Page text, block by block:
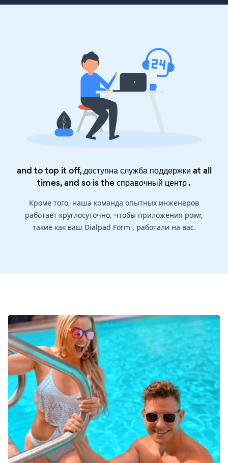
and to top it off, доступна служба поддержки at all
times, and so is theсправочный центр.
Кроме того, наша команда опытных инженеров
работает круглосуточно, чтобы приложения powr,
такие как ваш Dialpad Form , работали на вас.